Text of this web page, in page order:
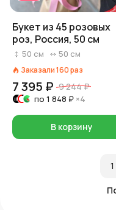
Букет из 45 розовых
роз, Россия, 50 см
50 см 50 см
Заказали160раз
7 395 ₽ 9 244 ₽
по 1 848 ₽ ×4
В корзину
1